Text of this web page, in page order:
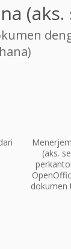
(aks.
(aks.
dokumen